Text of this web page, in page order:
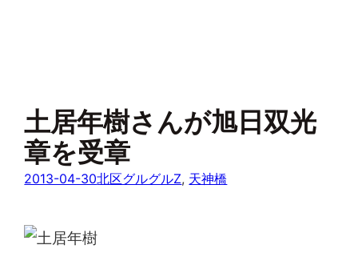
土居年樹さんが旭日双光
章を受章
2013-04-30北区グルグルZ, 天神橋